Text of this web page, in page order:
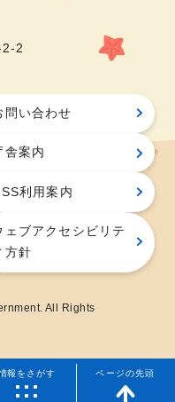
報をさがす ページの先頭
2
問い合わせ
舎案内
利用案内
ェブアクセシビリテ
方針
All Rights